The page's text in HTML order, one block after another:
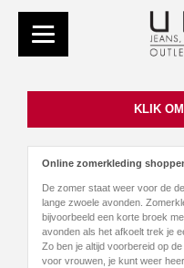
KLIK
Online zomerkleding
De zomer staat weer voor de
lange zwoele avonden.
bijvoorbeeld een korte broek
avonden als het afkoelt trek je
Zo ben je altijd voorbereid op
voor vrouwen, je kunt weer